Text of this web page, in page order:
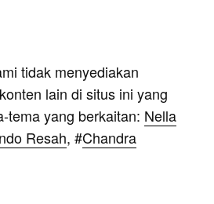
tidak menyediakan
lain di situs ini yang
tema yang berkaitan: Nella
Resah, #Chandra